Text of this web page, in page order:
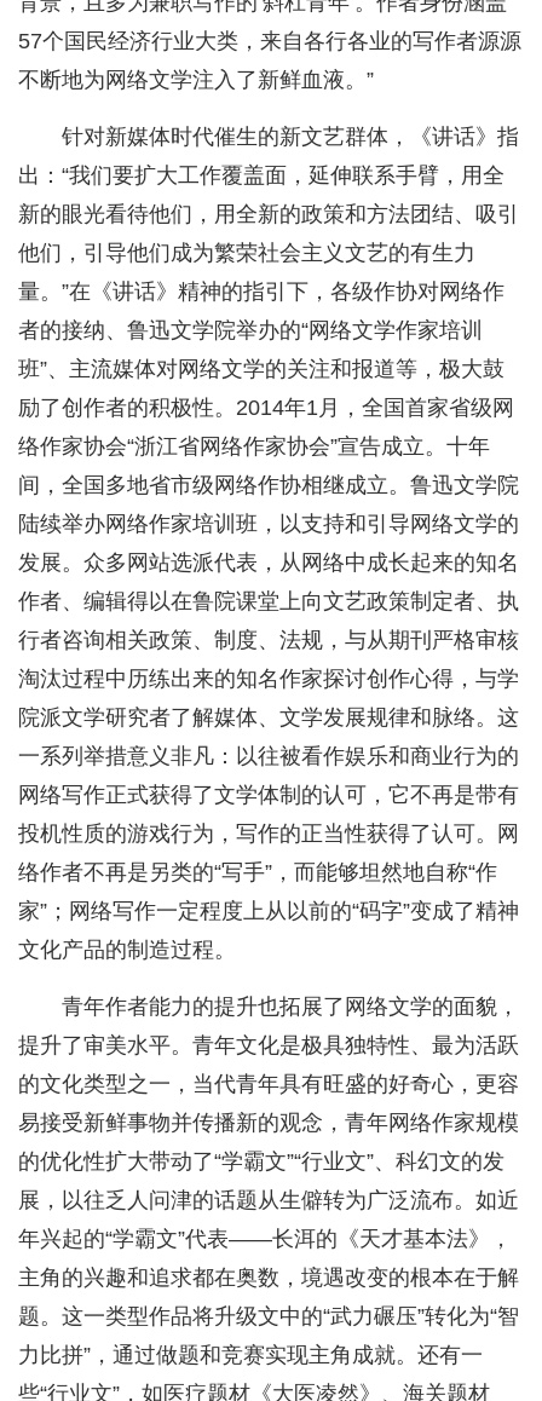
57个国民经济行业大类，来自各行各业的写作者源源
不断地为网络文学注入了新鲜血液。”
针对新媒体时代催生的新文艺群体，《讲话》指
出：“我们要扩大工作覆盖面，延伸联系手臂，用全
新的眼光看待他们，用全新的政策和方法团结、吸引
他们，引导他们成为繁荣社会主义文艺的有生力
量。”在《讲话》精神的指引下，各级作协对网络作
者的接纳、鲁迅文学院举办的“网络文学作家培训
班”、主流媒体对网络文学的关注和报道等，极大鼓
励了创作者的积极性。2014年1月，全国首家省级网
络作家协会“浙江省网络作家协会”宣告成立。十年
间，全国多地省市级网络作协相继成立。鲁迅文学院
陆续举办网络作家培训班，以支持和引导网络文学的
发展。众多网站选派代表，从网络中成长起来的知名
作者、编辑得以在鲁院课堂上向文艺政策制定者、执
行者咨询相关政策、制度、法规，与从期刊严格审核
淘汰过程中历练出来的知名作家探讨创作心得，与学
院派文学研究者了解媒体、文学发展规律和脉络。这
一系列举措意义非凡：以往被看作娱乐和商业行为的
网络写作正式获得了文学体制的认可，它不再是带有
投机性质的游戏行为，写作的正当性获得了认可。网
络作者不再是另类的“写手”，而能够坦然地自称“作
家”；网络写作一定程度上从以前的“码字”变成了精神
文化产品的制造过程。
青年作者能力的提升也拓展了网络文学的面貌，
提升了审美水平。青年文化是极具独特性、最为活跃
的文化类型之一，当代青年具有旺盛的好奇心，更容
易接受新鲜事物并传播新的观念，青年网络作家规模
的优化性扩大带动了“学霸文”“行业文”、科幻文的发
展，以往乏人问津的话题从生僻转为广泛流布。如近
年兴起的“学霸文”代表——长洱的《天才基本法》，
主角的兴趣和追求都在奥数，境遇改变的根本在于解
题。这一类型作品将升级文中的“武力碾压”转化为“智
力比拼”，通过做题和竞赛实现主角成就。还有一
些“行业文”，如医疗题材《大医凌然》、海关题材